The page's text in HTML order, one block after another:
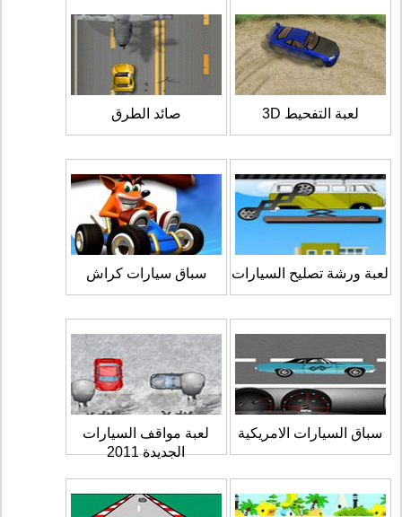
لعبة التفحيط 3D صائد الطرق
لعبة ورشة تصليح السيارات سباق سيارات كراش
سباق السيارات الامريكية
لعبة مواقف السيارات
الجديدة 2011